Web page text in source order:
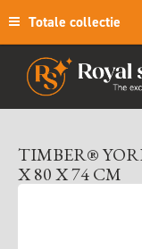
Totale collectie
TIMBER®
X 80 X 74 CM